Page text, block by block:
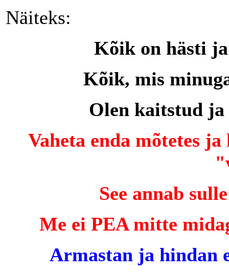
Näiteks:
Kõik on hästi
Kõik, mis
Olen kaitstud ja
Vaheta enda mõtetes
See annab
Me ei PEA mitte
Armastan ja hindan